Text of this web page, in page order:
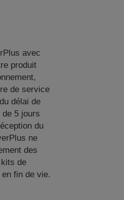
avec
produit
de service
délai de
5 jours
du
ne
des
de
fin de vie.